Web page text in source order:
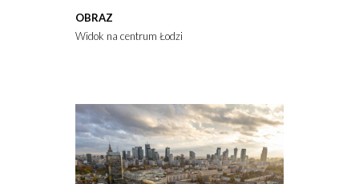
OBRAZ
Widok na centrum Łodzi